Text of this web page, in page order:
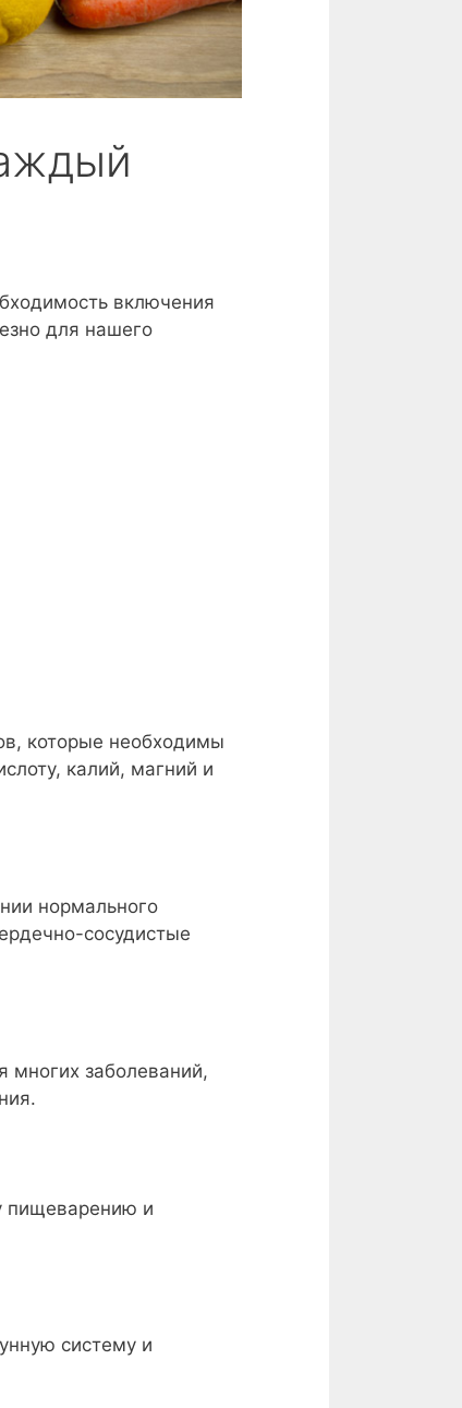
включения
для нашего
которые необходимы
калий, магний и
нормального
сосудистые
многих заболеваний,
пищеварению и
систему и